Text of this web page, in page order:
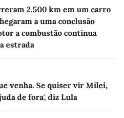
2.500 km em um carro
a uma conclusão
a combustão continua
estrada
venha. Se quiser vir Milei,
de fora', diz Lula